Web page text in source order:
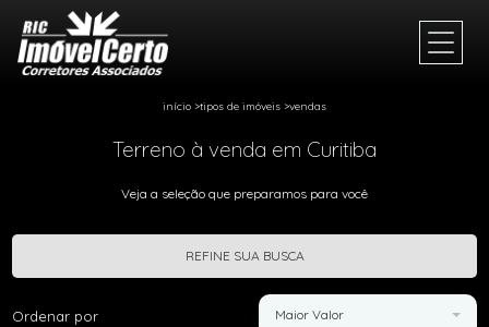
início >tipos de imóveis >vendas
Terreno à venda em Curitiba
Veja a seleção que preparamos para você
REFINE SUA BUSCA
Ordenar por Maior Valor